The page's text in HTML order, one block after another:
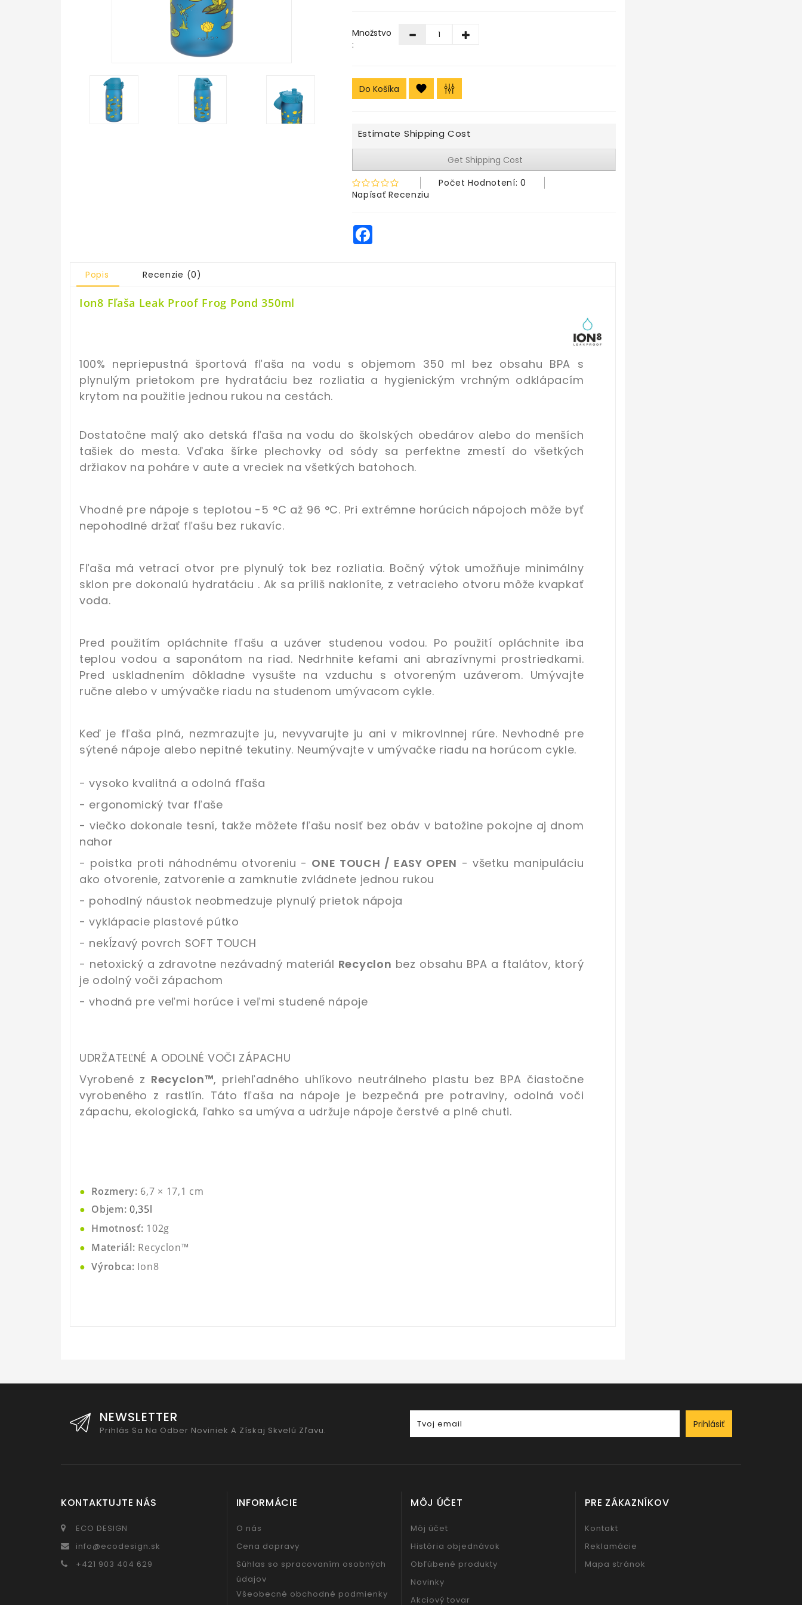
Množstvo
:
Do Košíka
Estimate Shipping Cost
Get Shipping Cost
Počet Hodnotení: 0
Napísať Recenziu
Facebook
Popis Recenzie (0)
Ion8 Fľaša Leak Proof Frog Pond 350ml
100% nepriepustná športová fľaša na vodu s objemom 350 ml bez obsahu BPA s
plynulým prietokom pre hydratáciu bez rozliatia a hygienickým vrchným odklápacím
krytom na použitie jednou rukou na cestách.
Dostatočne malý ako detská fľaša na vodu do školských obedárov alebo do menších
tašiek do mesta. Vďaka šírke plechovky od sódy sa perfektne zmestí do všetkých
držiakov na poháre v aute a vreciek na všetkých batohoch.
Vhodné pre nápoje s teplotou -5 °C až 96 °C. Pri extrémne horúcich nápojoch môže byť
nepohodlné držať fľašu bez rukavíc.
Fľaša má vetrací otvor pre plynulý tok bez rozliatia. Bočný výtok umožňuje minimálny
sklon pre dokonalú hydratáciu . Ak sa príliš nakloníte, z vetracieho otvoru môže kvapkať
voda.
Pred použitím opláchnite fľašu a uzáver studenou vodou. Po použití opláchnite iba
teplou vodou a saponátom na riad. Nedrhnite kefami ani abrazívnymi prostriedkami.
Pred uskladnením dôkladne vysušte na vzduchu s otvoreným uzáverom. Umývajte
ručne alebo v umývačke riadu na studenom umývacom cykle.
Keď je fľaša plná, nezmrazujte ju, nevyvarujte ju ani v mikrovlnnej rúre. Nevhodné pre
sýtené nápoje alebo nepitné tekutiny. Neumývajte v umývačke riadu na horúcom cykle.
- vysoko kvalitná a odolná fľaša
- ergonomický tvar fľaše
- viečko dokonale tesní, takže môžete fľašu nosiť bez obáv v batožine pokojne aj dnom
nahor
- poistka proti náhodnému otvoreniu - ONE TOUCH / EASY OPEN - všetku manipuláciu
ako otvorenie, zatvorenie a zamknutie zvládnete jednou rukou
- pohodlný náustok neobmedzuje plynulý prietok nápoja
- vyklápacie plastové pútko
- nekĺzavý povrch SOFT TOUCH
- netoxický a zdravotne nezávadný materiál Recyclon bez obsahu BPA a ftalátov, ktorý
je odolný voči zápachom
- vhodná pre veľmi horúce i veľmi studené nápoje
UDRŽATEĽNÉ A ODOLNÉ VOČI ZÁPACHU
Vyrobené z Recyclon™, priehľadného uhlíkovo neutrálneho plastu bez BPA čiastočne
vyrobeného z rastlín. Táto fľaša na nápoje je bezpečná pre potraviny, odolná voči
zápachu, ekologická, ľahko sa umýva a udržuje nápoje čerstvé a plné chuti.
● Rozmery: 6,7 × 17,1 cm
● Objem: 0,35l
● Hmotnosť: 102g
● Materiál: Recyclon™
●Výrobca: Ion8
NEWSLETTER
Prihlás Sa Na Odber Noviniek A Získaj Skvelú Zľavu.
Prihlásiť
KONTAKTUJTE NÁS
ECO DESIGN
info@ecodesign.sk
+421 903 404 629
INFORMÁCIE
O nás
Cena dopravy
Súhlas so spracovaním osobných
údajov
Všeobecné obchodné podmienky
MÔJ ÚČET
Môj účet
História objednávok
Obľúbené produkty
Novinky
Akciový tovar
PRE ZÁKAZNÍKOV
Kontakt
Reklamácie
Mapa stránok